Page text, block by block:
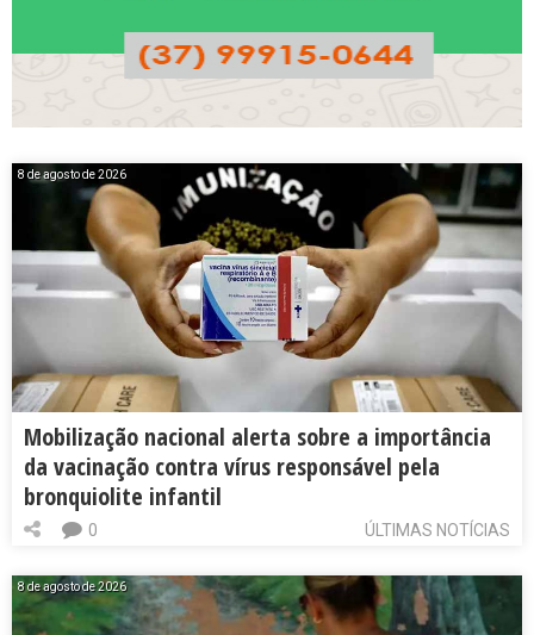
8 de agosto de 2026
Mobilização nacional alerta sobre a importância
da vacinação contra vírus responsável pela
bronquiolite infantil
ÚLTIMAS NOTÍCIAS
0
8 de agosto de 2026